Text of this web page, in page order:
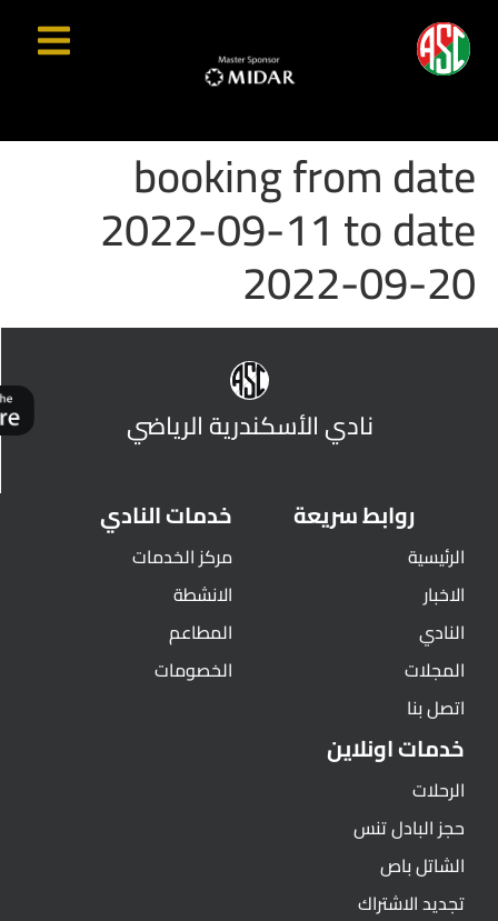
booking from date
2022-09-11 to date
2022-09-20
نادي الأسكندرية الرياضي
روابط سريعة
الرئيسية
الاخبار
النادي
المجلات
اتصل بنا
خدمات النادي
مركز الخدمات
الانشطة
المطاعم
الخصومات
خدمات اونلاين
الرحلات
حجز البادل تنس
الشاتل باص
تجديد الاشتراك